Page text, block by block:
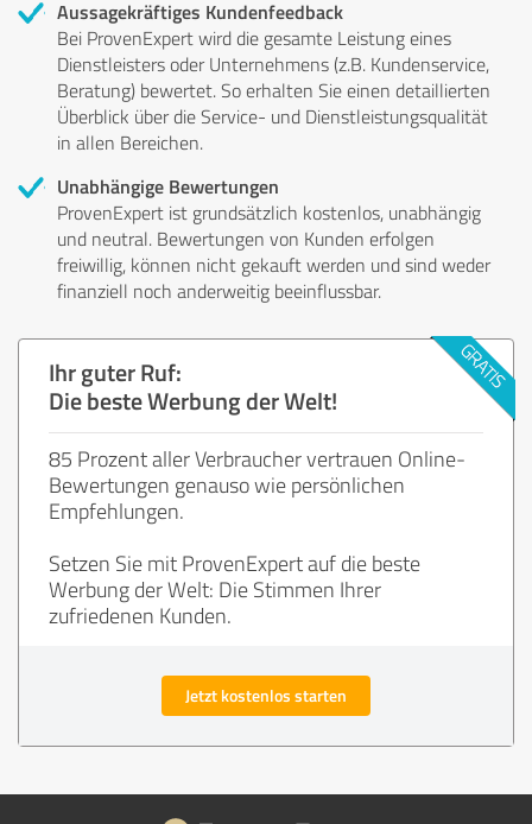
Aussagekräftiges Kundenfeedback
Bei ProvenExpert wird die gesamte Leistung eines
Dienstleisters oder Unternehmens (z.B. Kundenservice,
Beratung) bewertet. So erhalten Sie einen detaillierten
Überblick über die Service- und Dienstleistungsqualität
in allen Bereichen.
Unabhängige Bewertungen
ProvenExpert ist grundsätzlich kostenlos, unabhängig
und neutral. Bewertungen von Kunden erfolgen
freiwillig, können nicht gekauft werden und sind weder
finanziell noch anderweitig beeinflussbar.
Ihr guter Ruf:
Die beste Werbung der Welt!
85 Prozent aller Verbraucher vertrauen Online-
Bewertungen genauso wie persönlichen
Empfehlungen.
Setzen Sie mit ProvenExpert auf die beste
Werbung der Welt: Die Stimmen Ihrer
zufriedenen Kunden.
Jetzt kostenlos starten